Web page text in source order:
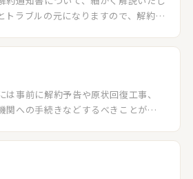
トラブルの元になりますので、解約通
は事前に解約予告や原状回復工事、
関への手続きなどするべきことが多
発生しやすいので注意が必要です。当
意点をご紹介します。